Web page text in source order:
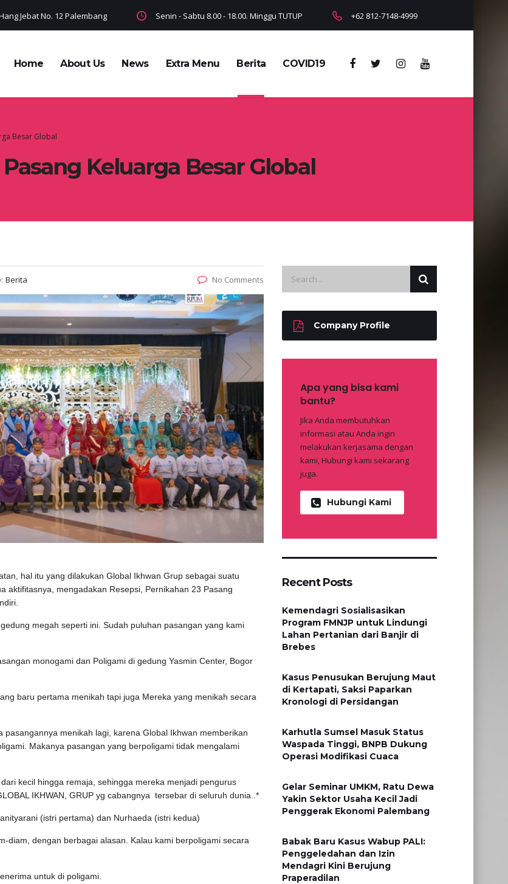
Jebat No. 12 Palembang Senin - Sabtu 8.00 - 18.00. Minggu TUTUP +62 812-7148-4999
Home About Us News Extra Menu Berita COVID19
Besar Global
Keluarga Besar Global
Berita No Comments
hal itu yang dilakukan Global Ikhwan Grup sebagai suatu
aktifitasnya, mengadakan Resepsi, Pernikahan 23 Pasang
megah seperti ini. Sudah puluhan pasangan yang kami
monogami dan Poligami di gedung Yasmin Center, Bogor
baru pertama menikah tapi juga Mereka yang menikah secara
menikah lagi, karena Global Ikhwan memberikan
Makanya pasangan yang berpoligami tidak mengalami
kecil hingga remaja, sehingga mereka menjadi pengurus
IKHWAN, GRUP yg cabangnya tersebar di seluruh dunia..*
(istri pertama) dan Nurhaeda (istri kedua)
diam, dengan berbagai alasan. Kalau kami berpoligami secara
untuk di poligami.
Company Profile
Apa yang bisa kami
bantu?
Jika Anda membutuhkan
informasi atau Anda ingin
melakukan kerjasama dengan
kami, Hubungi kami sekarang
juga.
Hubungi Kami
Recent Posts
Kemendagri Sosialisasikan
Program FMNJP untuk Lindungi
Lahan Pertanian dari Banjir di
Brebes
Kasus Penusukan Berujung Maut
di Kertapati, Saksi Paparkan
Kronologi di Persidangan
Karhutla Sumsel Masuk Status
Waspada Tinggi, BNPB Dukung
Operasi Modifikasi Cuaca
Gelar Seminar UMKM, Ratu Dewa
Yakin Sektor Usaha Kecil Jadi
Penggerak Ekonomi Palembang
Babak Baru Kasus Wabup PALI:
Penggeledahan dan Izin
Mendagri Kini Berujung
Praperadilan